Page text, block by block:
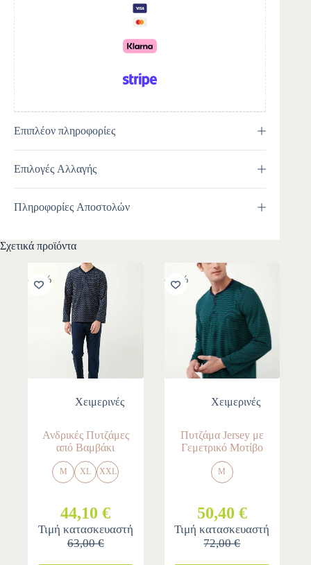
t
i
v
e
:
Επιπλέον πληροφορίες
Επιλογές Αλλαγής
Πληροφορίες Αποστολών
Σχετικά προϊόντα
-30%
Χειμερινές
Ανδρικές Πυτζάμες
από Βαμβάκι
M XL XXL
44,10 €
Τιμή κατασκευαστή
63,00 €
-30%
Χειμερινές
Πυτζάμα Jersey με
Γεμετρικό Μοτίβο
M
50,40 €
Τιμή κατασκευαστή
72,00 €